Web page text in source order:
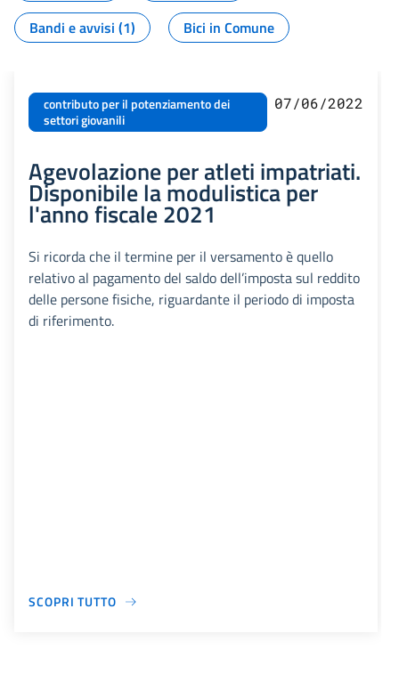
Bandi e avvisi (1)
Bici in Comune
contributo per il potenziamento dei
settori giovanili
07/06/2022
Agevolazione per atleti impatriati.
Disponibile la modulistica per
l'anno fiscale 2021
Si ricorda che il termine per il versamento è quello
relativo al pagamento del saldo dell’imposta sul reddito
delle persone fisiche, riguardante il periodo di imposta
di riferimento.
SCOPRI TUTTO